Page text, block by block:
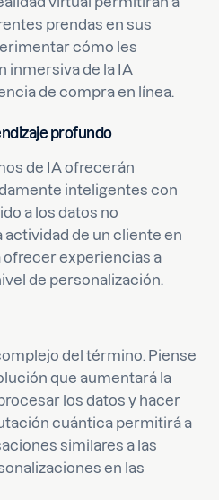
prendas en sus
cómo les
inmersiva de la IA
de compra en línea.
profundo
de IA ofrecerán
inteligentes con
a los datos no
de un cliente en
ofrecer experiencias a
de personalización.
del término. Piense
que aumentará la
los datos y hacer
cuántica permitirá a
similares a las
en las